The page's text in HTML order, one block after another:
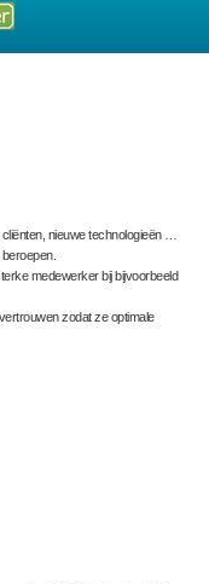
nieuwe technologieën …
medewerker bij bijvoorbeeld
zodat ze optimale